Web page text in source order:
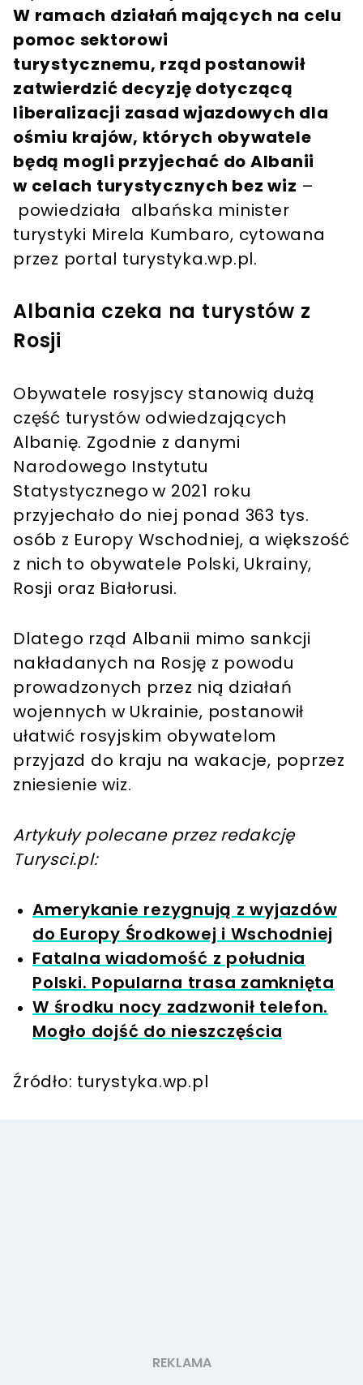
W ramach działań mających na celu
pomoc sektorowi
turystycznemu, rząd postanowił
zatwierdzić decyzję dotyczącą
liberalizacji zasad wjazdowych dla
ośmiu krajów, których obywatele
będą mogli przyjechać do Albanii
w celach turystycznych bez wiz –
powiedziała albańska minister
turystyki Mirela Kumbaro, cytowana
przez portal turystyka.wp.pl.
Albania czeka na turystów z
Rosji
Obywatele rosyjscy stanowią dużą
część turystów odwiedzających
Albanię. Zgodnie z danymi
Narodowego Instytutu
Statystycznego w 2021 roku
przyjechało do niej ponad 363 tys.
osób z Europy Wschodniej, a większość
z nich to obywatele Polski, Ukrainy,
Rosji oraz Białorusi.
Dlatego rząd Albanii mimo sankcji
nakładanych na Rosję z powodu
prowadzonych przez nią działań
wojennych w Ukrainie, postanowił
ułatwić rosyjskim obywatelom
przyjazd do kraju na wakacje, poprzez
zniesienie wiz.
Artykuły polecane przez redakcję
Turysci.pl:
Amerykanie rezygnują z wyjazdów
do Europy Środkowej i Wschodniej
Fatalna wiadomość z południa
Polski. Popularna trasa zamknięta
W środku nocy zadzwonił telefon.
Mogło dojść do nieszczęścia
Źródło: turystyka.wp.pl